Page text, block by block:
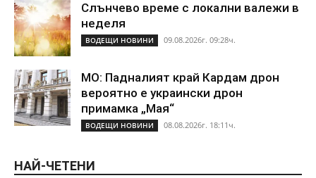
Слънчево време с локални валежи в
неделя
ВОДЕЩИ НОВИНИ 09.08.2026г. 09:28ч.
МО: Падналият край Кардам дрон
вероятно е украински дрон
примамка „Мая“
ВОДЕЩИ НОВИНИ 08.08.2026г. 18:11ч.
НАЙ-ЧЕТЕНИ